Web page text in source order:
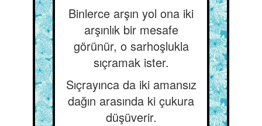
Binlerce arşın yol ona iki
arşınlık bir mesafe
görünür, o sarhoşlukla
sıçramak ister.
Sıçrayınca da iki amansız
dağın arasında ki çukura
düşüverir.